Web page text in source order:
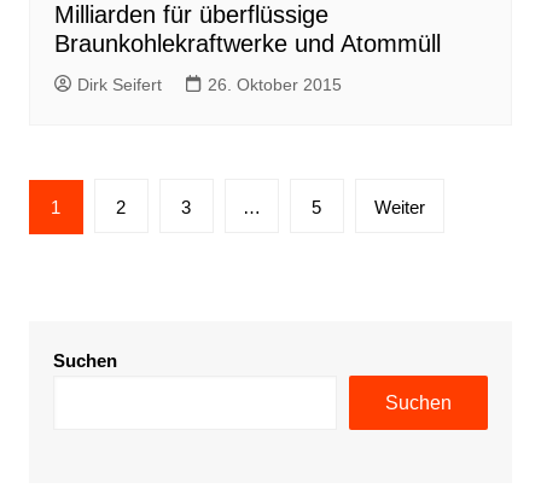
Milliarden für überflüssige
Braunkohlekraftwerke und Atommüll
Dirk Seifert 26. Oktober 2015
Seitennummerierung
der
1 2 3 … 5 Weiter
Suchen
Suchen